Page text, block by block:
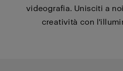
videografia. Unisciti a
creatività con